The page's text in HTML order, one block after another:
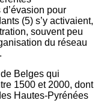
pour
(5) s’y activaient,
souvent peu
du réseau
Belges qui
1500 et 2000, dont
Hautes-Pyrénées